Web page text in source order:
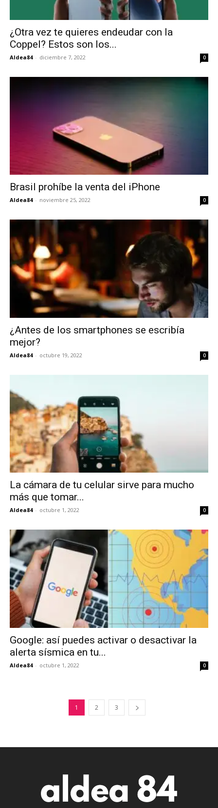
¿Otra vez te quieres endeudar con la
Coppel? Estos son los...
Aldea84 - diciembre 7, 2022 0
Brasil prohíbe la venta del iPhone
Aldea84 - noviembre 25, 2022 0
¿Antes de los smartphones se escribía
mejor?
Aldea84 - octubre 19, 2022 0
La cámara de tu celular sirve para mucho
más que tomar...
Aldea84 - octubre 1, 2022 0
Google: así puedes activar o desactivar la
alerta sísmica en tu...
Aldea84 - octubre 1, 2022 0
1 2 3